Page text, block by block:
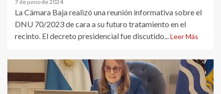
7 de junio de 2024
La Cámara Baja realizó una reunión informativa sobre el
DNU 70/2023 de cara a su futuro tratamiento en el
recinto. El decreto presidencial fue discutido...Leer Más